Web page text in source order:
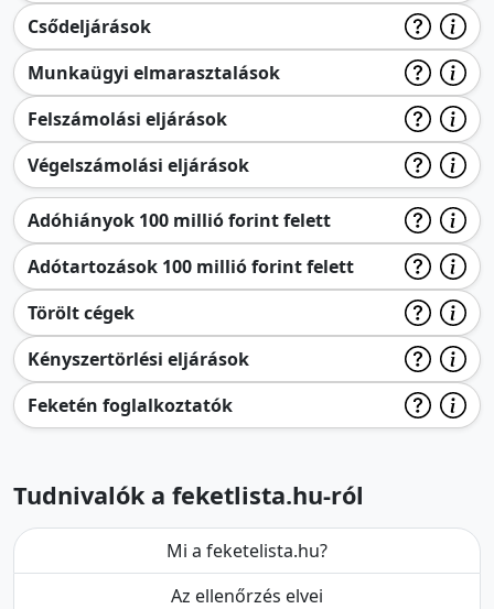
Csődeljárások
Munkaügyi elmarasztalások
Felszámolási eljárások
Végelszámolási eljárások
Adóhiányok 100 millió forint felett
Adótartozások 100 millió forint felett
Törölt cégek
Kényszertörlési eljárások
Feketén foglalkoztatók
Tudnivalók a feketlista.hu-ról
Mi a feketelista.hu?
Az ellenőrzés elvei